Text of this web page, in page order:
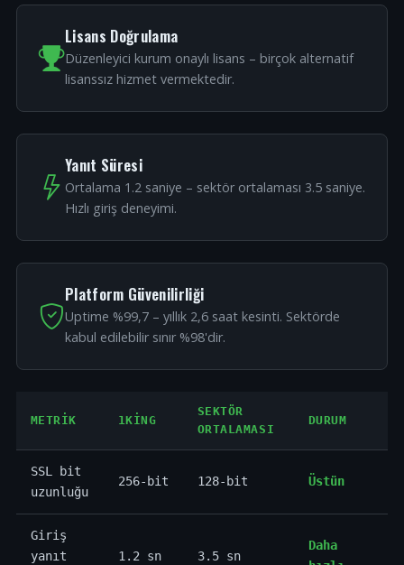
Lisans Doğrulama
Düzenleyici kurum onaylı lisans – birçok alternatif
lisanssız hizmet vermektedir.
Yanıt Süresi
Ortalama 1.2 saniye – sektör ortalaması 3.5 saniye.
Hızlı giriş deneyimi.
Platform Güvenilirliği
Uptime %99,7 – yıllık 2,6 saat kesinti. Sektörde
kabul edilebilir sınır %98'dir.
METRIK 1KING
SEKTÖR
ORTALAMASI
DURUM
SSL bit
uzunluğu
256-bit 128-bit Üstün
Giriş
yanıt
1.2 sn 3.5 sn
Daha